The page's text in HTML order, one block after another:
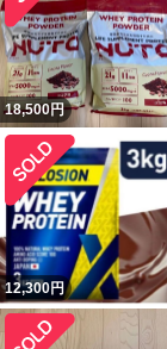
18,500円
12,300円